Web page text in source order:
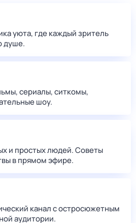
уюта, где каждый зритель
душе.
сериалы, ситкомы,
шоу.
и простых людей. Советы
в прямом эфире.
канал с остросюжетным
аудитории.